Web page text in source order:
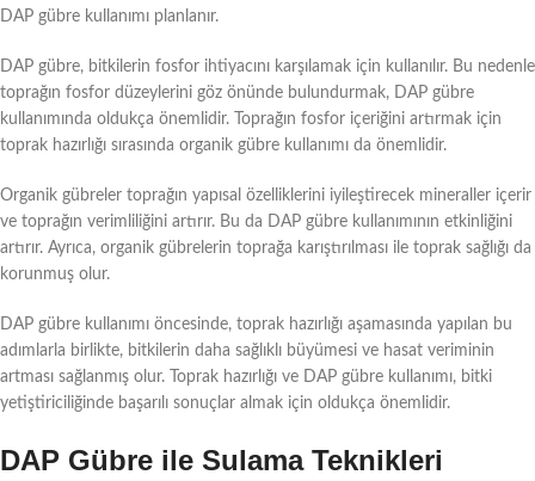
DAP gübre kullanımı planlanır.
DAP gübre, bitkilerin fosfor ihtiyacını karşılamak için kullanılır. Bu nedenle
toprağın fosfor düzeylerini göz önünde bulundurmak, DAP gübre
kullanımında oldukça önemlidir. Toprağın fosfor içeriğini artırmak için
toprak hazırlığı sırasında organik gübre kullanımı da önemlidir.
Organik gübreler toprağın yapısal özelliklerini iyileştirecek mineraller içerir
ve toprağın verimliliğini artırır. Bu da DAP gübre kullanımının etkinliğini
artırır. Ayrıca, organik gübrelerin toprağa karıştırılması ile toprak sağlığı da
korunmuş olur.
DAP gübre kullanımı öncesinde, toprak hazırlığı aşamasında yapılan bu
adımlarla birlikte, bitkilerin daha sağlıklı büyümesi ve hasat veriminin
artması sağlanmış olur. Toprak hazırlığı ve DAP gübre kullanımı, bitki
yetiştiriciliğinde başarılı sonuçlar almak için oldukça önemlidir.
DAP Gübre ile Sulama Teknikleri